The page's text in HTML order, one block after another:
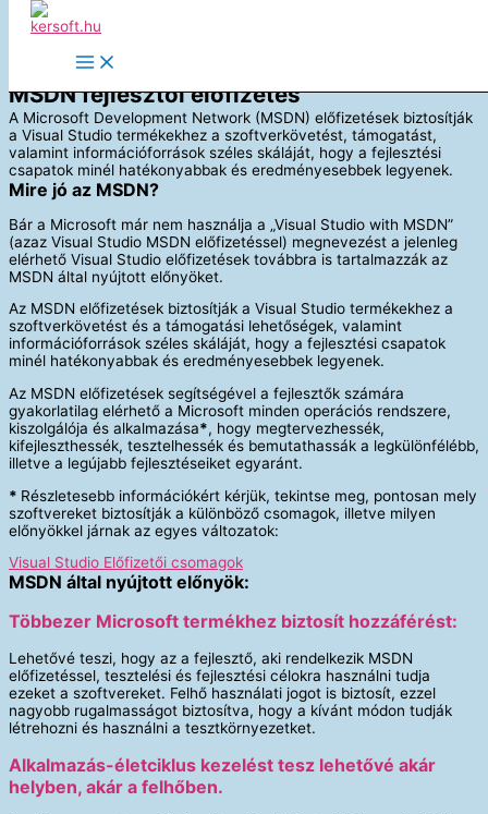
Skip to content
MSDN fejlesztői előfizetés
A Microsoft Development Network (MSDN) előfizetések biztosítják
a Visual Studio termékekhez a szoftverkövetést, támogatást,
valamint információforrások széles skáláját, hogy a fejlesztési
csapatok minél hatékonyabbak és eredményesebbek legyenek.
Mire jó az MSDN?
Bár a Microsoft már nem használja a „Visual Studio with MSDN”
(azaz Visual Studio MSDN előfizetéssel) megnevezést a jelenleg
elérhető Visual Studio előfizetések továbbra is tartalmazzák az
MSDN által nyújtott előnyöket.
Az MSDN előfizetések biztosítják a Visual Studio termékekhez a
szoftverkövetést és a támogatási lehetőségek, valamint
információforrások széles skáláját, hogy a fejlesztési csapatok
minél hatékonyabbak és eredményesebbek legyenek.
Az MSDN előfizetések segítségével a fejlesztők számára
gyakorlatilag elérhető a Microsoft minden operációs rendszere,
kiszolgálója és alkalmazása*, hogy megtervezhessék,
kifejleszthessék, tesztelhessék és bemutathassák a legkülönfélébb,
illetve a legújabb fejlesztéseiket egyaránt.
* Részletesebb információkért kérjük, tekintse meg, pontosan mely
szoftvereket biztosítják a különböző csomagok, illetve milyen
előnyökkel járnak az egyes változatok:
Visual Studio Előfizetői csomagok
MSDN által nyújtott előnyök:
Többezer Microsoft termékhez biztosít hozzáférést:
Lehetővé teszi, hogy az a fejlesztő, aki rendelkezik MSDN
előfizetéssel, tesztelési és fejlesztési célokra használni tudja
ezeket a szoftvereket. Felhő használati jogot is biztosít, ezzel
nagyobb rugalmasságot biztosítva, hogy a kívánt módon tudják
létrehozni és használni a tesztkörnyezetket.
Alkalmazás-életciklus kezelést tesz lehetővé akár
helyben, akár a felhőben.